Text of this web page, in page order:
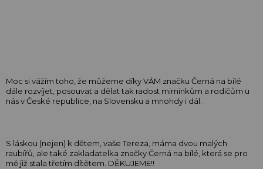
Moc si vážím toho, že můžeme díky VÁM značku Černá na bílé
dále rozvíjet, posouvat a dělat tak radost miminkům a rodičům u
nás v České republice, na Slovensku a mnohdy i dál.
S láskou (nejen) k dětem, vaše Tereza, máma dvou malých
raubířů, ale také zakladatelka značky Černá na bílé, která se pro
mě již stala třetím dítětem. DĚKUJEME!!